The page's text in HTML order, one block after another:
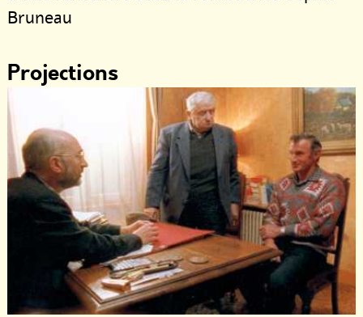
Bruneau
Projections